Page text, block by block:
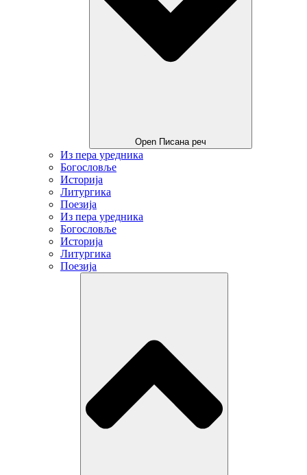
Open Писана реч
Из пера уредника
Богословље
Историја
Литургика
Поезија
Из пера уредника
Богословље
Историја
Литургика
Поезија